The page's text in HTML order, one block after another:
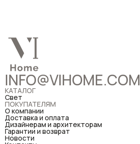
INFO@VIHOME.COM
КАТАЛОГ
Свет
ПОКУПАТЕЛЯМ
О компании
Доставка и оплата
Дизайнерам и архитекторам
Гарантии и возврат
Новости